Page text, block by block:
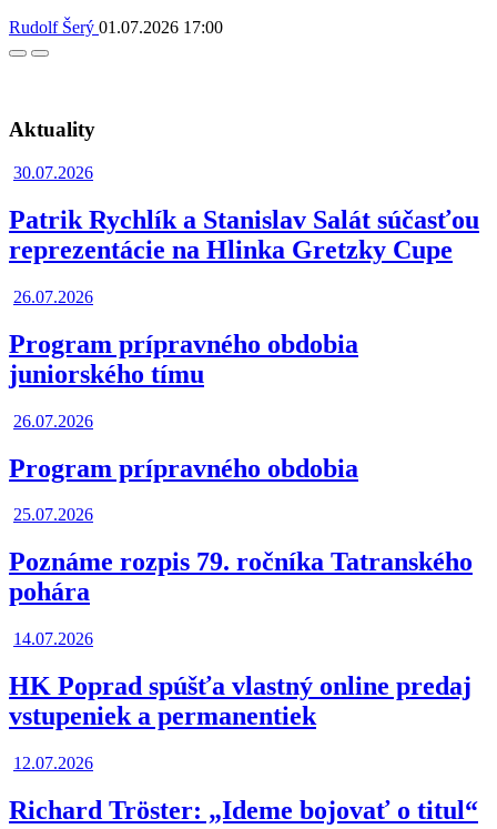
Rudolf Šerý 01.07.2026 17:00
Facebook
Twitter
Aktuality
30.07.2026
Patrik Rychlík a Stanislav Salát súčasťou
reprezentácie na Hlinka Gretzky Cupe
26.07.2026
Program prípravného obdobia
juniorského tímu
26.07.2026
Program prípravného obdobia
25.07.2026
Poznáme rozpis 79. ročníka Tatranského
pohára
14.07.2026
HK Poprad spúšťa vlastný online predaj
vstupeniek a permanentiek
12.07.2026
Richard Tröster: „Ideme bojovať o titul“